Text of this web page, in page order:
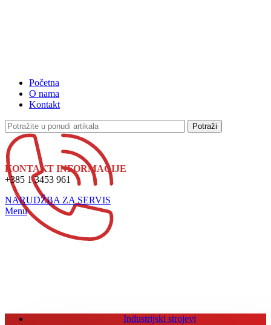
Početna
O nama
Kontakt
Potraži
KONTAKT INFORMACIJE
+385 1 3453 961
NARUDŽBA ZA SERVIS
Menu
Industrijski strojevi